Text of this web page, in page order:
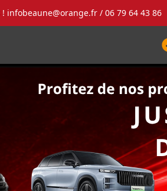
infobeaune@orange.fr/ 06 79 64 43 86